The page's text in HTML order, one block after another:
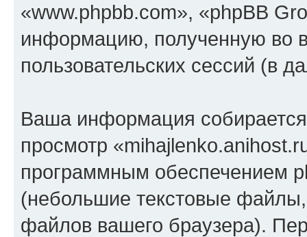
«www.phpbb.com», «phpBB
информацию, полученную во
пользовательских сессий (в
Ваша информация
просмотр
программным обеспечением
(небольшие текстовые
файлов вашего браузера).